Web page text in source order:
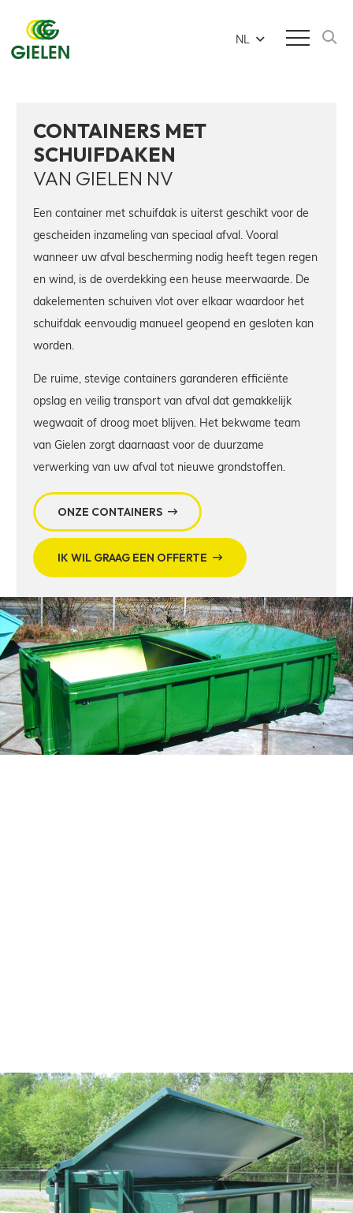
NL
CONTAINERS MET
SCHUIFDAKEN
VAN GIELEN NV
Een container met schuifdak is uiterst geschikt voor de
gescheiden inzameling van speciaal afval. Vooral
wanneer uw afval bescherming nodig heeft tegen regen
en wind, is de overdekking een heuse meerwaarde. De
dakelementen schuiven vlot over elkaar waardoor het
schuifdak eenvoudig manueel geopend en gesloten kan
worden.
De ruime, stevige containers garanderen efficiënte
opslag en veilig transport van afval dat gemakkelijk
wegwaait of droog moet blijven. Het bekwame team
van Gielen zorgt daarnaast voor de duurzame
verwerking van uw afval tot nieuwe grondstoffen.
ONZE CONTAINERS
IK WIL GRAAG EEN OFFERTE